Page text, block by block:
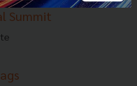
Summit